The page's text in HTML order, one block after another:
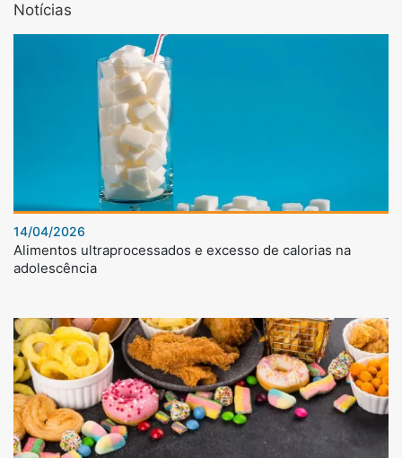
Notícias
14/04/2026
Alimentos ultraprocessados e excesso de calorias na
adolescência